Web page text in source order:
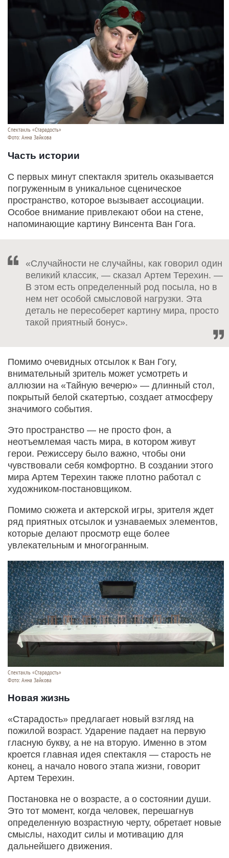
Спектакль «Старадость»
Фото: Анна Зайкова
Часть истории
С первых минут спектакля зритель оказывается
погруженным в уникальное сценическое
пространство, которое вызывает ассоциации.
Особое внимание привлекают обои на стене,
напоминающие картину Винсента Ван Гога.
«Случайности не случайны, как говорил один
великий классик, — сказал Артем Терехин. —
В этом есть определенный род посыла, но в
нем нет особой смысловой нагрузки. Эта
деталь не пересоберет картину мира, просто
такой приятный бонус».
Помимо очевидных отсылок к Ван Гогу,
внимательный зритель может усмотреть и
аллюзии на «Тайную вечерю» — длинный стол,
покрытый белой скатертью, создает атмосферу
значимого события.
Это пространство — не просто фон, а
неотъемлемая часть мира, в котором живут
герои. Режиссеру было важно, чтобы они
чувствовали себя комфортно. В создании этого
мира Артем Терехин также плотно работал с
художником-постановщиком.
Помимо сюжета и актерской игры, зрителя ждет
ряд приятных отсылок и узнаваемых элементов,
которые делают просмотр еще более
увлекательным и многогранным.
Спектакль «Старадость»
Фото: Анна Зайкова
Новая жизнь
«Старадость» предлагает новый взгляд на
пожилой возраст. Ударение падает на первую
гласную букву, а не на вторую. Именно в этом
кроется главная идея спектакля — старость не
конец, а начало нового этапа жизни, говорит
Артем Терехин.
Постановка не о возрасте, а о состоянии души.
Это тот момент, когда человек, перешагнув
определенную возрастную черту, обретает новые
смыслы, находит силы и мотивацию для
дальнейшего движения.